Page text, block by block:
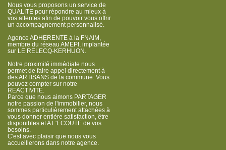
Nous vous proposons un service de
QUALITE pour répondre au mieux à
vos attentes afin de pouvoir vous offrir
un accompagnement personnalisé.
Agence ADHERENTE à la FNAIM,
membre du réseau AMEPI, implantée
sur LE RELECQ-KERHUON.
Notre proximité immédiate nous
permet de faire appel directement à
des ARTISANS de la commune. Vous
pouvez compter sur notre
REACTIVITE.
Parce que nous aimons PARTAGER
notre passion de l'immobilier, nous
sommes particulièrement attachées à
vous donner entière satisfaction, être
disponibles et A L'ECOUTE de vos
besoins.
C'est avec plaisir que nous vous
accueillerons dans notre agence.